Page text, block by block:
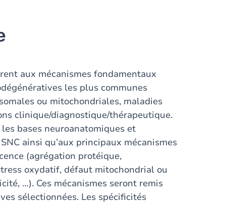
aux mécanismes fondamentaux
les plus communes
ou mitochondriales, maladies
clinique/diagnostique/thérapeutique.
bases neuroanatomiques et
ainsi qu’aux principaux mécanismes
(agrégation protéique,
oxydatif, défaut mitochondrial ou
…). Ces mécanismes seront remis
sélectionnées. Les spécificités